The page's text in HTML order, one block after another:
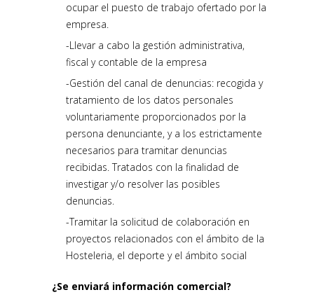
ocupar el puesto de trabajo ofertado por la
empresa.
Llevar a cabo la gestión administrativa,
fiscal y contable de la empresa
Gestión del canal de denuncias: recogida y
tratamiento de los datos personales
voluntariamente proporcionados por la
persona denunciante, y a los estrictamente
necesarios para tramitar denuncias
recibidas. Tratados con la finalidad de
investigar y/o resolver las posibles
denuncias.
Tramitar la solicitud de colaboración en
proyectos relacionados con el ámbito de la
Hosteleria, el deporte y el ámbito social
¿Se enviará información comercial?